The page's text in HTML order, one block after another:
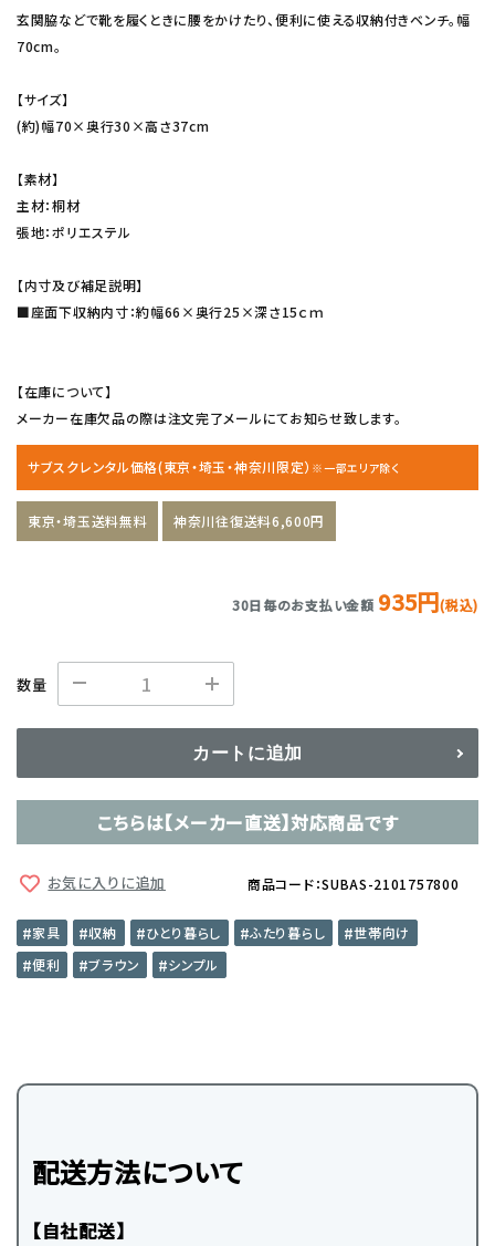
玄関脇などで靴を履くときに腰をかけたり、便利に使える収納付きベンチ。幅
70cm。
【サイズ】
(約)幅70×奥行30×高さ37cm
【素材】
主材：桐材
張地：ポリエステル
【内寸及び補足説明】
■座面下収納内寸：約幅66×奥行25×深さ15ｃｍ
【在庫について】
メーカー在庫欠品の際は注文完了メールにてお知らせ致します。
サブスクレンタル価格(東京・埼玉・神奈川限定） ※一部エリア除く
東京・埼玉送料無料 神奈川往復送料6,600円
30日毎のお支払い金額 935円(税込)
数量
カートに追加
こちらは【メーカー直送】対応商品です
お気に入りに追加 商品コード：SUBAS-2101757800
家具 収納 ひとり暮らし ふたり暮らし
世帯向け
便利
ブラウン シンプル
配送方法について
【自社配送】